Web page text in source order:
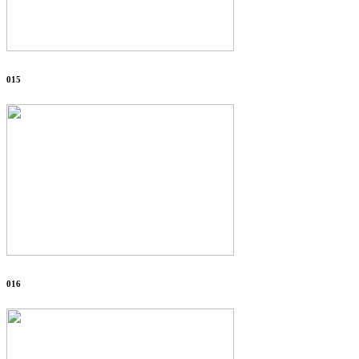
015
016